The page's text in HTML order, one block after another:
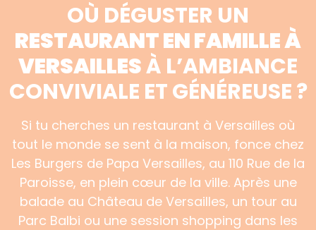
OÙ DÉGUSTER UN
RESTAURANT EN FAMILLE À
VERSAILLESÀ L’AMBIANCE
CONVIVIALE ET GÉNÉREUSE ?
Si tu cherches un restaurant à Versailles où
tout le monde se sent à la maison, fonce chez
Les Burgers de Papa Versailles, au 110 Rue de la
Paroisse, en plein cœur de la ville. Après une
balade au Château de Versailles, un tour au
Parc Balbi ou une session shopping dans les